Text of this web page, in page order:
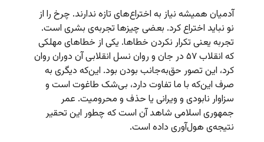
آدمیان همیشه نیاز به اختراع‌های تازه ندارند. چرخ را از
نو نباید اختراع کرد. بعضی چیزها تجربه‌ی بشری است.
تجربه یعنی تکرار نکردن خطاها. یکی از خطاهای مهلکی
که انقلاب ۵۷ در جان و روان نسل انقلابی آن دوران روان
کرد، این تصور حق‌به‌جانب بودن بود. این‌که دیگری به
صرف این‌که با ما تفاوت دارد، بی‌شک طاغوت است و
سزاوار نابودی و ویرانی یا حذف و محرومیت. عمر
جمهوری اسلامی شاهد آن است که چطور این تحقیر
نتیجه‌ی هول‌آوری داده است.